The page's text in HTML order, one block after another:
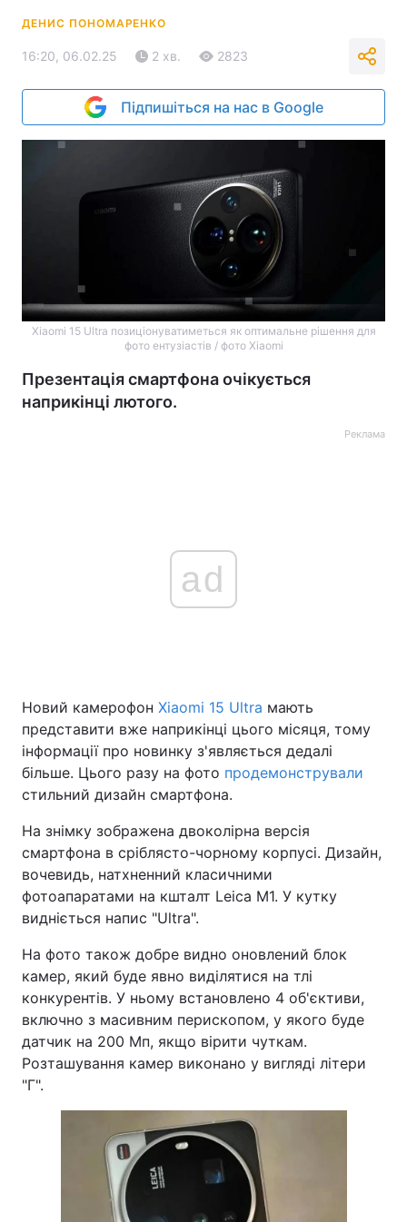
ДЕНИС ПОНОМАРЕНКО
16:20, 06.02.25 2 хв. 2823
Підпишіться на нас в Google
Xiaomi 15 Ultra позиціонуватиметься як оптимальне рішення для
фото ентузіастів / фото Xiaomi
Презентація смартфона очікується
наприкінці лютого.
Реклама
ad
Новий камерофон Xiaomi 15 Ultra мають
представити вже наприкінці цього місяця, тому
інформації про новинку з'являється дедалі
більше. Цього разу на фото продемонстрували
стильний дизайн смартфона.
На знімку зображена двоколірна версія
смартфона в сріблясто-чорному корпусі. Дизайн,
вочевидь, натхненний класичними
фотоапаратами на кшталт Leica M1. У кутку
видніється напис "Ultra".
На фото також добре видно оновлений блок
камер, який буде явно виділятися на тлі
конкурентів. У ньому встановлено 4 об'єктиви,
включно з масивним перископом, у якого буде
датчик на 200 Мп, якщо вірити чуткам.
Розташування камер виконано у вигляді літери
"Г".